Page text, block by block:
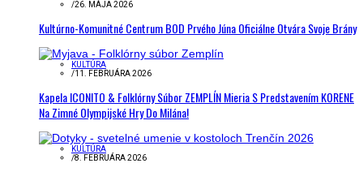
/26. MÁJA 2026
Kultúrno-Komunitné Centrum BOD Prvého Júna Oficiálne Otvára Svoje Brány
KULTÚRA
/11. FEBRUÁRA 2026
Kapela ICONITO & Folklórny Súbor ZEMPLÍN Mieria S Predstavením KORENE
Na Zimné Olympijské Hry Do Milána!
KULTÚRA
/8. FEBRUÁRA 2026